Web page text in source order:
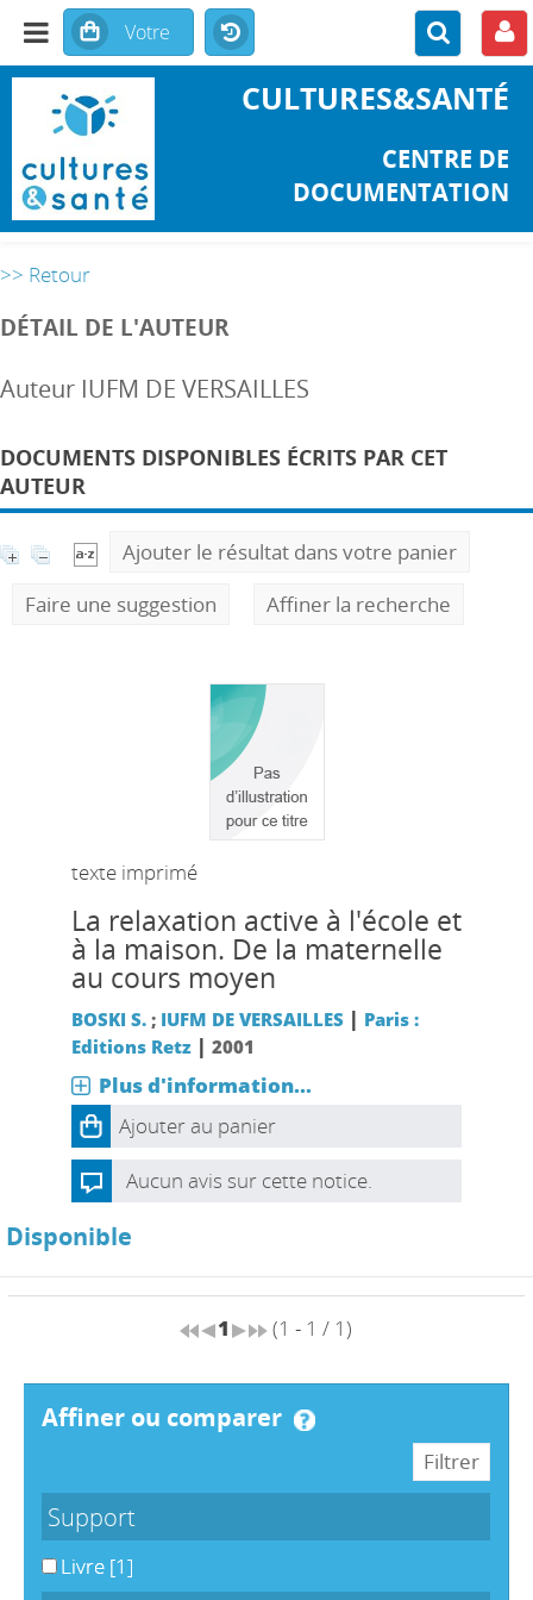
CULTURES&SANTÉ
CENTRE DE
DOCUMENTATION
>> Retour
DÉTAIL DE L'AUTEUR
Auteur IUFM DE VERSAILLES
DOCUMENTS DISPONIBLES ÉCRITS PAR CET
AUTEUR
Ajouter le résultat dans votre panier
Faire une suggestion
Affiner la recherche
texte imprimé
La relaxation active à l'école et
à la maison. De la maternelle
au cours moyen
BOSKI S.; IUFM DE VERSAILLES | Paris :
Editions Retz| 2001
Plus d'information...
Ajouter au panier
Aucun avis sur cette notice.
Disponible
1 (1 - 1 / 1)
affiner ou comparer
Support
Livre [1]